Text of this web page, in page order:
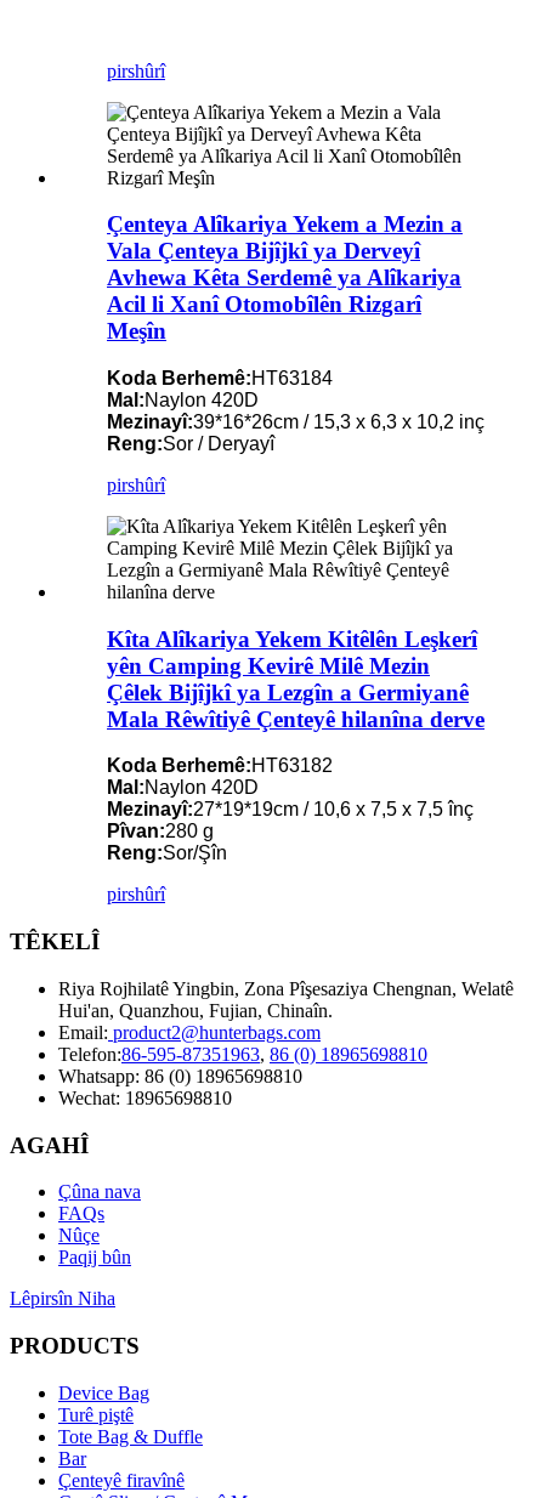
pirshûrî
Çenteya Alîkariya Yekem a Mezin a
Vala Çenteya Bijîjkî ya Derveyî
Avhewa Kêta Serdemê ya Alîkariya
Acil li Xanî Otomobîlên Rizgarî
Meşîn
Koda Berhemê:HT63184
Mal:Naylon 420D
Mezinayî:39*16*26cm / 15,3 x 6,3 x 10,2 inç
Reng:Sor / Deryayî
pirshûrî
Kîta Alîkariya Yekem Kitêlên Leşkerî
yên Camping Kevirê Milê Mezin
Çêlek Bijîjkî ya Lezgîn a Germiyanê
Mala Rêwîtiyê Çenteyê hilanîna derve
Koda Berhemê:HT63182
Mal:Naylon 420D
Mezinayî:27*19*19cm / 10,6 x 7,5 x 7,5 înç
Pîvan:280 g
Reng:Sor/Şîn
pirshûrî
TÊKELÎ
Riya Rojhilatê Yingbin, Zona Pîşesaziya Chengnan, Welatê
Hui'an, Quanzhou, Fujian, Chinaîn.
Email: product2@hunterbags.com
Telefon:86-595-87351963, 86 (0) 18965698810
Whatsapp: 86 (0) 18965698810
Wechat: 18965698810
AGAHÎ
Çûna nava
FAQs
Nûçe
Paqij bûn
Lêpirsîn Niha
PRODUCTS
Device Bag
Turê piştê
Tote Bag & Duffle
Bar
Çenteyê firavînê